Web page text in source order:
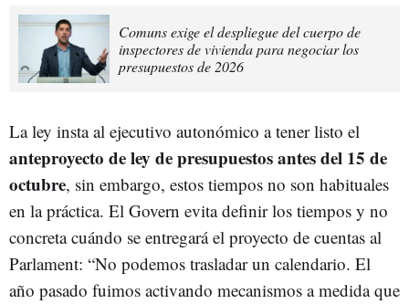
Comuns exige el despliegue del cuerpo de
inspectores de vivienda para negociar los
presupuestos de 2026
La ley insta al ejecutivo autonómico a tener listo el
anteproyecto de ley de presupuestos antes del 15 de
octubre, sin embargo, estos tiempos no son habituales
en la práctica. El Govern evita definir los tiempos y no
concreta cuándo se entregará el proyecto de cuentas al
Parlament: “No podemos trasladar un calendario. El
año pasado fuimos activando mecanismos a medida que